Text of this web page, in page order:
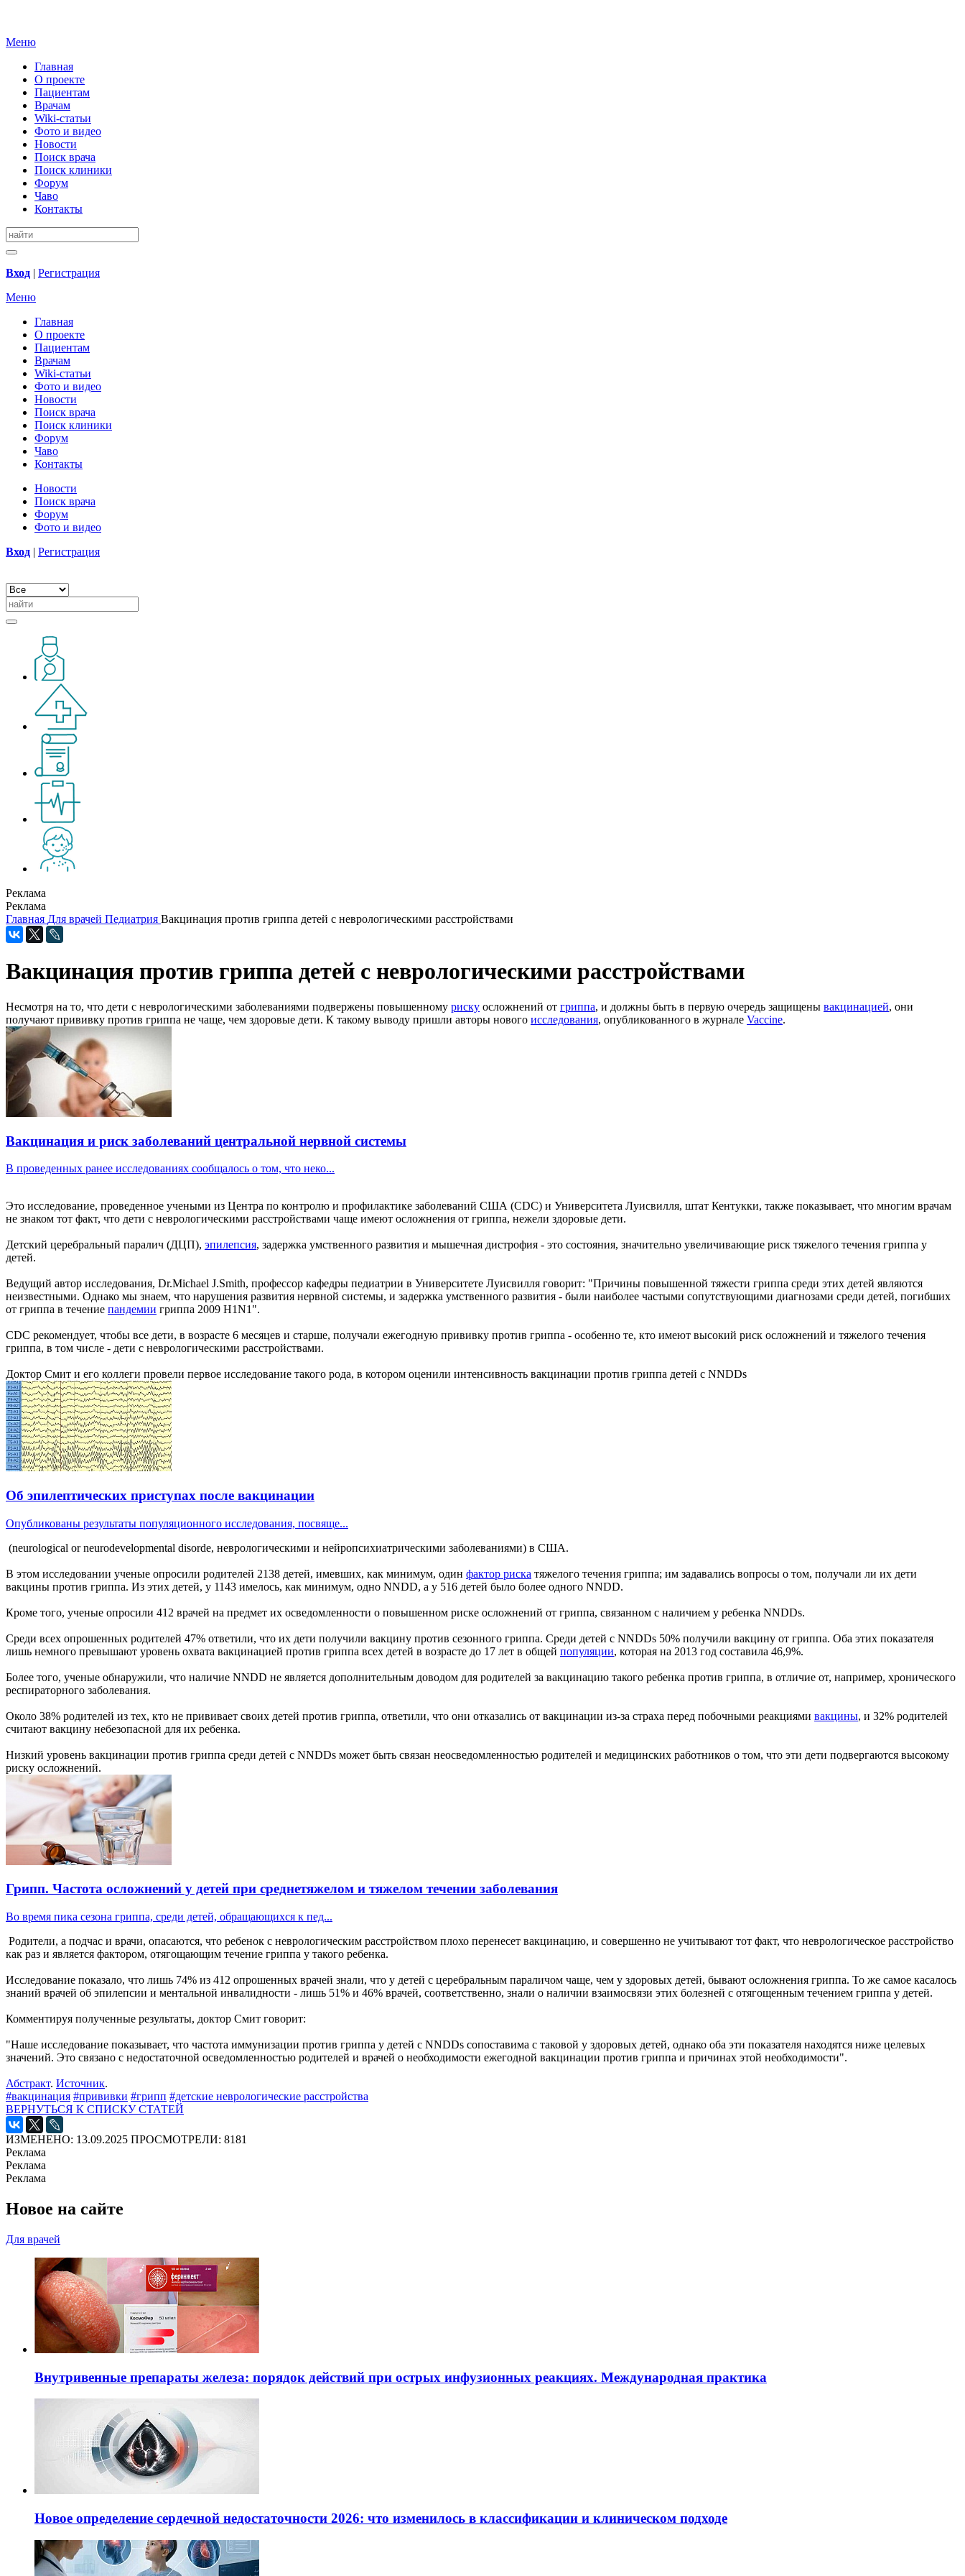
Меню
Главная
О проекте
Пациентам
Врачам
Wiki-статьи
Фото и видео
Новости
Поиск врача
Поиск клиники
Форум
Чаво
Контакты
Вход | Регистрация
Меню
Главная
О проекте
Пациентам
Врачам
Wiki-статьи
Фото и видео
Новости
Поиск врача
Поиск клиники
Форум
Чаво
Контакты
Новости
Поиск врача
Форум
Фото и видео
Вход | Регистрация
Реклама
Реклама
Главная Для врачей Педиатрия Вакцинация против гриппа детей с неврологическими расстройствами
Вакцинация против гриппа детей с неврологическими расстройствами
Несмотря на то, что дети с неврологическими заболеваниями подвержены повышенному риску осложнений от гриппа, и должны быть в первую очередь защищены вакцинацией, они
получают прививку против гриппа не чаще, чем здоровые дети. К такому выводу пришли авторы нового исследования, опубликованного в журнале Vaccine.
Вакцинация и риск заболеваний центральной нервной системы
В проведенных ранее исследованиях сообщалось о том, что неко...
Это исследование, проведенное учеными из Центра по контролю и профилактике заболеваний США (CDC) и Университета Луисвилля, штат Кентукки, также показывает, что многим врачам
не знаком тот факт, что дети с неврологическими расстройствами чаще имеют осложнения от гриппа, нежели здоровые дети.
Детский церебральный паралич (ДЦП), эпилепсия, задержка умственного развития и мышечная дистрофия - это состояния, значительно увеличивающие риск тяжелого течения гриппа у
детей.
Ведущий автор исследования, Dr.Michael J.Smith, профессор кафедры педиатрии в Университете Луисвилля говорит: "Причины повышенной тяжести гриппа среди этих детей являются
неизвестными. Однако мы знаем, что нарушения развития нервной системы, и задержка умственного развития - были наиболее частыми сопутствующими диагнозами среди детей, погибших
от гриппа в течение пандемии гриппа 2009 H1N1".
CDC рекомендует, чтобы все дети, в возрасте 6 месяцев и старше, получали ежегодную прививку против гриппа - особенно те, кто имеют высокий риск осложнений и тяжелого течения
гриппа, в том числе - дети с неврологическими расстройствами.
Доктор Смит и его коллеги провели первое исследование такого рода, в котором оценили интенсивность вакцинации против гриппа детей с NNDDs
Об эпилептических приступах после вакцинации
Опубликованы результаты популяционного исследования, посвяще...
(neurological or neurodevelopmental disorde, неврологическими и нейропсихиатрическими заболеваниями) в США.
В этом исследовании ученые опросили родителей 2138 детей, имевших, как минимум, один фактор риска тяжелого течения гриппа; им задавались вопросы о том, получали ли их дети
вакцины против гриппа. Из этих детей, у 1143 имелось, как минимум, одно NNDD, а у 516 детей было более одного NNDD.
Кроме того, ученые опросили 412 врачей на предмет их осведомленности о повышенном риске осложнений от гриппа, связанном с наличием у ребенка NNDDs.
Среди всех опрошенных родителей 47% ответили, что их дети получили вакцину против сезонного гриппа. Среди детей с NNDDs 50% получили вакцину от гриппа. Оба этих показателя
лишь немного превышают уровень охвата вакцинацией против гриппа всех детей в возрасте до 17 лет в общей популяции, которая на 2013 год составила 46,9%.
Более того, ученые обнаружили, что наличие NNDD не является дополнительным доводом для родителей за вакцинацию такого ребенка против гриппа, в отличие от, например, хронического
респираторного заболевания.
Около 38% родителей из тех, кто не прививает своих детей против гриппа, ответили, что они отказались от вакцинации из-за страха перед побочными реакциями вакцины, и 32% родителей
считают вакцину небезопасной для их ребенка.
Низкий уровень вакцинации против гриппа среди детей с NNDDs может быть связан неосведомленностью родителей и медицинских работников о том, что эти дети подвергаются высокому
риску осложнений.
Грипп. Частота осложнений у детей при среднетяжелом и тяжелом течении заболевания
Во время пика сезона гриппа, среди детей, обращающихся к пед...
Родители, а подчас и врачи, опасаются, что ребенок с неврологическим расстройством плохо перенесет вакцинацию, и совершенно не учитывают тот факт, что неврологическое расстройство
как раз и является фактором, отягощающим течение гриппа у такого ребенка.
Исследование показало, что лишь 74% из 412 опрошенных врачей знали, что у детей с церебральным параличом чаще, чем у здоровых детей, бывают осложнения гриппа. То же самое касалось
знаний врачей об эпилепсии и ментальной инвалидности - лишь 51% и 46% врачей, соответственно, знали о наличии взаимосвязи этих болезней с отягощенным течением гриппа у детей.
Комментируя полученные результаты, доктор Смит говорит:
"Наше исследование показывает, что частота иммунизации против гриппа у детей с NNDDs сопоставима с таковой у здоровых детей, однако оба эти показателя находятся ниже целевых
значений. Это связано с недостаточной осведомленностью родителей и врачей о необходимости ежегодной вакцинации против гриппа и причинах этой необходимости".
Абстракт. Источник.
#вакцинация #прививки #грипп #детские неврологические расстройства
ВЕРНУТЬСЯ К СПИСКУ СТАТЕЙ
ИЗМЕНЕНО: 13.09.2025 ПРОСМОТРЕЛИ: 8181
Реклама
Реклама
Реклама
Новое на сайте
Для врачей
Внутривенные препараты железа: порядок действий при острых инфузионных реакциях. Международная практика
Новое определение сердечной недостаточности 2026: что изменилось в классификации и клиническом подходе